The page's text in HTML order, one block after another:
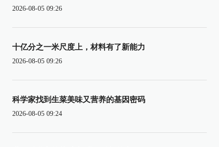
2026-08-05 09:26
十亿分之一米尺度上，材料有了新能力
2026-08-05 09:26
科学家找到生菜美味又营养的基因密码
2026-08-05 09:24